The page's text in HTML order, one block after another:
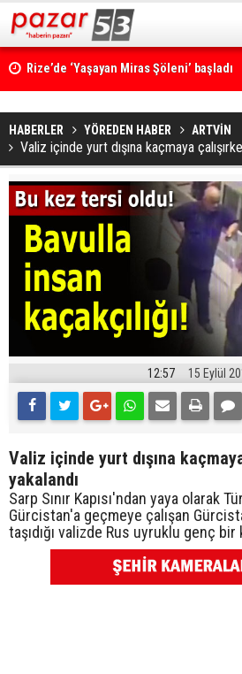
Rize’de ‘Yaşayan Miras Şöleni’ başladı
HABERLER YÖREDEN HABER ARTVİN
Valiz içinde yurt dışına kaçmaya
12:57 15 Eylül
Valiz içinde yurt dışına
yakalandı
Sarp Sınır Kapısı'ndan yaya olarak
Gürcistan'a geçmeye çalışan
taşıdığı valizde Rus uyruklu genç bir